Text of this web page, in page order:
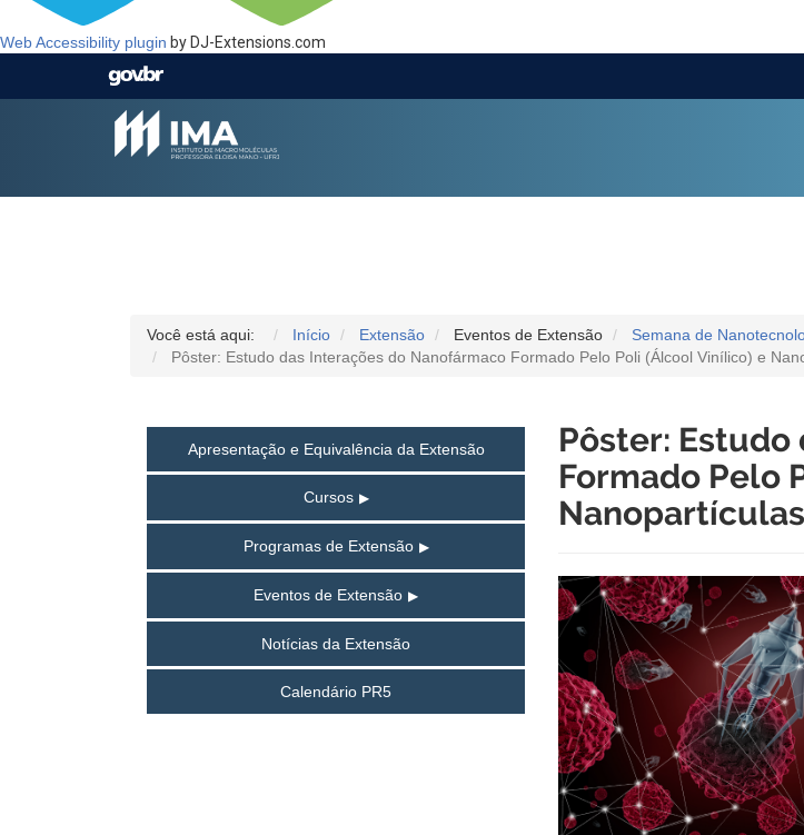
Web Accessibility plugin by DJ-Extensions.com
Você está aqui: Início Extensão Eventos de Extensão Semana de
Pôster: Estudo das Interações do Nanofármaco Formado Pelo Poli (Álcool Vinílico) e
Apresentação e Equivalência da Extensão
Cursos
Programas de Extensão
Eventos de Extensão
Notícias da Extensão
Calendário PR5
Pôster:
Formado Pelo